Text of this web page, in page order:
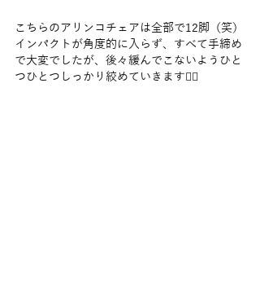
こちらのアリンコチェアは全部で12脚（笑）
インパクトが角度的に入らず、すべて手締め
で大変でしたが、後々緩んでこないようひと
つひとつしっかり絞めていきます🙆‍♂